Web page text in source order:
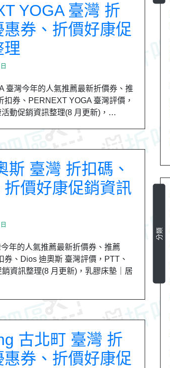
YOGA 臺灣 折
券、折價好康促
理
臺灣今年的人氣推薦最新折價券、推
扣券、PERNEXT YOGA 臺灣評價，
動促銷資訊整理(8 月更新)，…
斯 臺灣 折扣碼、
價好康促銷資訊
年的人氣推薦最新折價券、推薦
券、Dios 迪奧斯 臺灣評價，PTT、
資訊整理(8 月更新)，乳膠床墊｜居
古北町 臺灣 折
券、折價好康促
分類